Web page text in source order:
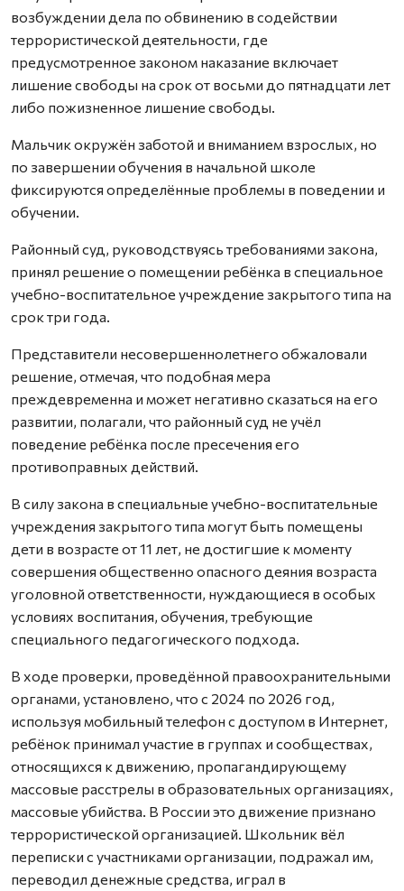
возбуждении дела по обвинению в содействии
террористической деятельности, где
предусмотренное законом наказание включает
лишение свободы на срок от восьми до пятнадцати лет
либо пожизненное лишение свободы.
Мальчик окружён заботой и вниманием взрослых, но
по завершении обучения в начальной школе
фиксируются определённые проблемы в поведении и
обучении.
Районный суд, руководствуясь требованиями закона,
принял решение о помещении ребёнка в специальное
учебно-воспитательное учреждение закрытого типа на
срок три года.
Представители несовершеннолетнего обжаловали
решение, отмечая, что подобная мера
преждевременна и может негативно сказаться на его
развитии, полагали, что районный суд не учёл
поведение ребёнка после пресечения его
противоправных действий.
В силу закона в специальные учебно-воспитательные
учреждения закрытого типа могут быть помещены
дети в возрасте от 11 лет, не достигшие к моменту
совершения общественно опасного деяния возраста
уголовной ответственности, нуждающиеся в особых
условиях воспитания, обучения, требующие
специального педагогического подхода.
В ходе проверки, проведённой правоохранительными
органами, установлено, что с 2024 по 2026 год,
используя мобильный телефон с доступом в Интернет,
ребёнок принимал участие в группах и сообществах,
относящихся к движению, пропагандирующему
массовые расстрелы в образовательных организациях,
массовые убийства. В России это движение признано
террористической организацией. Школьник вёл
переписки с участниками организации, подражал им,
переводил денежные средства, играл в